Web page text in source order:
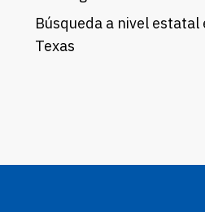
Búsqueda a nivel estatal
Texas